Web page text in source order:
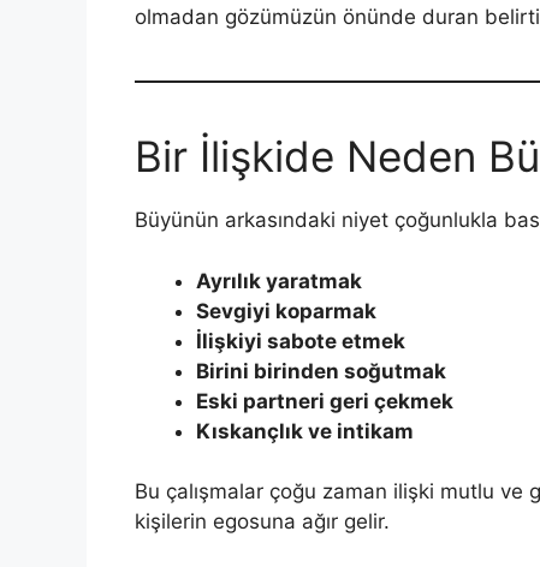
olmadan gözümüzün önünde duran
Bir İlişkide Neden
Büyünün arkasındaki niyet çoğunlukla
Ayrılık yaratmak
Sevgiyi koparmak
İlişkiyi sabote etmek
Birini birinden soğutmak
Eski partneri geri çekmek
Kıskançlık ve intikam
Bu çalışmalar çoğu zaman ilişki mutlu ve
kişilerin egosuna ağır gelir.